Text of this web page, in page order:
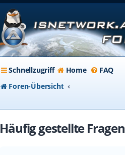
Schnellzugriff Home FAQ
Foren-Übersicht
Häufig gestellte Fragen